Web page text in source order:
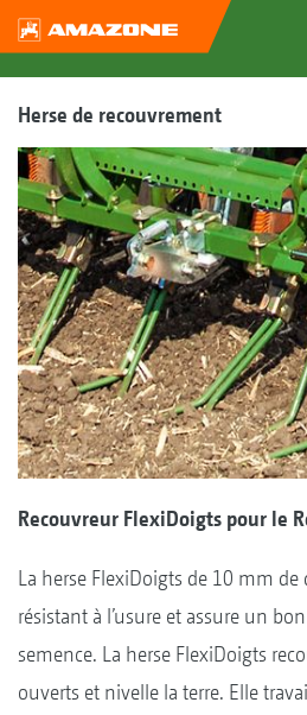
Herse de recouvrement
Recouvreur FlexiDoigts pour le
La herse FlexiDoigts de 10 mm de
résistant à l’usure et assure un
semence. La herse FlexiDoigts
ouverts et nivelle la terre. Elle